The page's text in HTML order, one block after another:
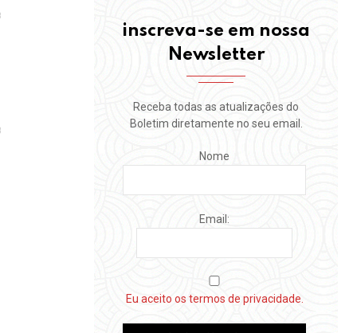
o
inscreva-se em nossa
Newsletter
Receba todas as atualizações do
Boletim diretamente no seu email.
Nome
Email:
Eu aceito os termos de privacidade.